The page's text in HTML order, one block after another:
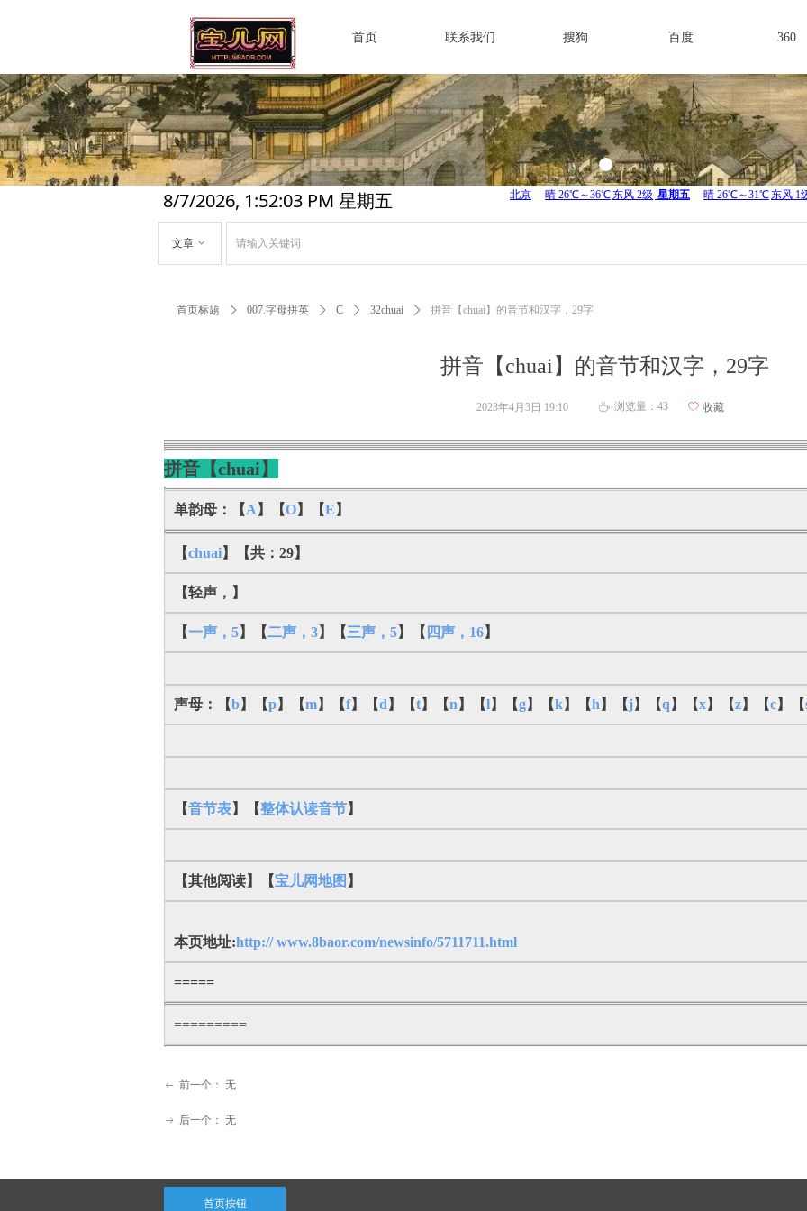
首页 联系我们 搜狗 百度 360
8/7/2026, 1:52:03 PM 星期五
文章 ꀁ
ꂃ 前一个： 无
ꁹ 后一个： 无
拼音【chuai】
单韵母：【A 】【O】【E 】
【chuai】【共：29】
【轻声，】
【一声，5】【二声，3】【三声，5】【 四声，16】
声母：【b】【p】【m】【f】【d 】【t】【n 】【l】【g】【k】【h 】【j】【q 】【x】【z】【c】【
【音节表】【整体认读音节】
【其他阅读】【宝儿网地图 】
本页地址:http:// www.8baor.com/newsinfo/5711711.html
=====
=========
拼音【chuai】的音节和汉字，29字
2023年4月3日 19:10 ꄘ 浏览量： 43 ꄀ 收藏
首页标题 ꄲ 007.字母拼英 ꄲ C ꄲ 32chuai ꄲ 拼音【chuai】的音节和汉字，29字
首页按钮